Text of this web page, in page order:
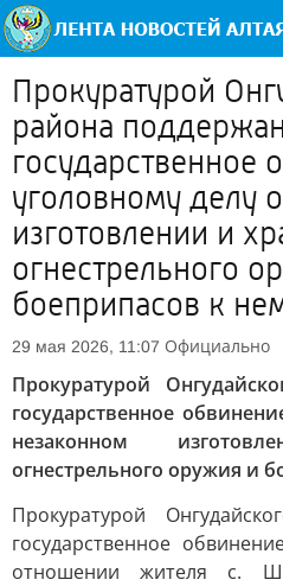
Прокуратурой
района
государственное
уголовному делу
изготовлении и
огнестрельного
боеприпасов к
29 мая 2026, 11:07 Официально
Прокуратурой
государственное
незаконном
огнестрельного оружия и
Прокуратурой
государственное
отношении жителя с.